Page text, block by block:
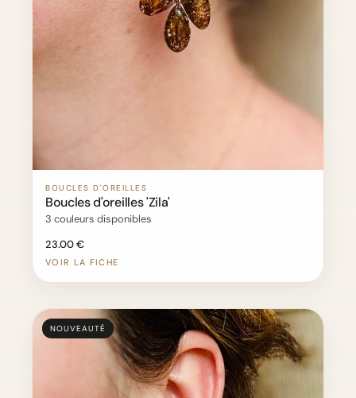
BOUCLES D'OREILLES
Boucles d'oreilles 'Zila'
3 couleurs disponibles
23.00 €
VOIR LA FICHE
NOUVEAUTÉ